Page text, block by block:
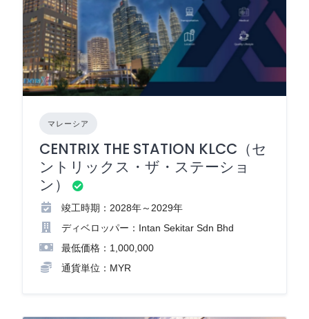
マレーシア
CENTRIX THE STATION KLCC（セ
ントリックス・ザ・ステーショ
ン）
竣工時期：2028年～2029年
ディベロッパー：Intan Sekitar Sdn Bhd
最低価格：1,000,000
通貨単位：MYR